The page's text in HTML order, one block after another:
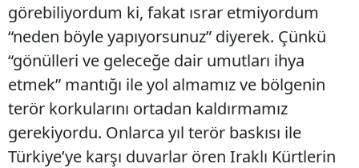
görebiliyordum ki, fakat ısrar etmiyordum
“neden böyle yapıyorsunuz” diyerek. Çünkü
“gönülleri ve geleceğe dair umutları ihya
etmek” mantığı ile yol almamız ve bölgenin
terör korkularını ortadan kaldırmamız
gerekiyordu. Onlarca yıl terör baskısı ile
Türkiye’ye karşı duvarlar ören Iraklı Kürtlerin